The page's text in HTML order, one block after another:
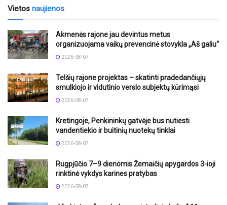
Vietos naujienos
Akmenės rajone jau devintus metus
organizuojama vaikų prevencinė stovykla „Aš galiu“
2026-08-07
Telšių rajone projektas – skatinti pradedančiųjų
smulkiojo ir vidutinio verslo subjektų kūrimąsi
2026-08-07
Kretingoje, Penkininkų gatvėje bus nutiesti
vandentiekio ir buitinių nuotekų tinklai
2026-08-07
Rugpjūčio 7–9 dienomis Žemaičių apygardos 3-ioji
rinktinė vykdys karines pratybas
2026-08-07